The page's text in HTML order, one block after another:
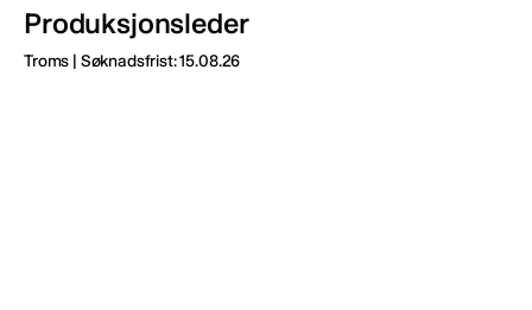
Produksjonsleder
Troms | Søknadsfrist: 15.08.26